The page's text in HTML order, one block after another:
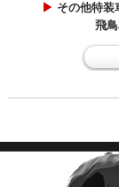
▶ その他特装
飛